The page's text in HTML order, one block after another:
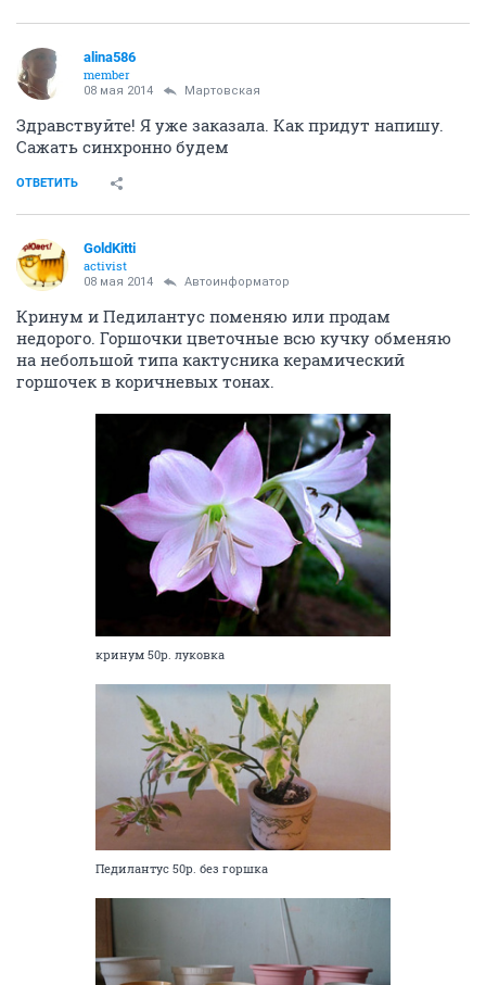
alina586
member
08 мая 2014 Mартовская
Здравствуйте! Я уже заказала. Как придут напишу.
Сажать синхронно будем
ОТВЕТИТЬ
GoldKitti
activist
08 мая 2014 Автоинформатор
Кринум и Педилантус поменяю или продам
недорого. Горшочки цветочные всю кучку обменяю
на небольшой типа кактусника керамический
горшочек в коричневых тонах.
кринум 50р. луковка
Педилантус 50р. без горшка